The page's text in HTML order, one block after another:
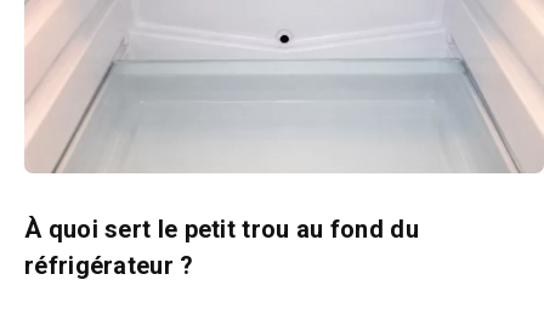
À quoi sert le petit trou au fond du
réfrigérateur ?